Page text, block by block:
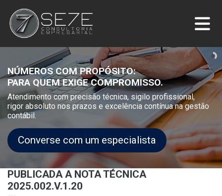
NÚMEROS COM PROPÓSITO:
PARA QUEM EXIGE COMPROMISSO.
Atendimento com precisão técnica, sigilo profissional,
rigor absoluto nos prazos e excelência contínua na gestão
contábil.
Converse com um especialista
PUBLICADA A NOTA TÉCNICA
2025.002.V.1.20